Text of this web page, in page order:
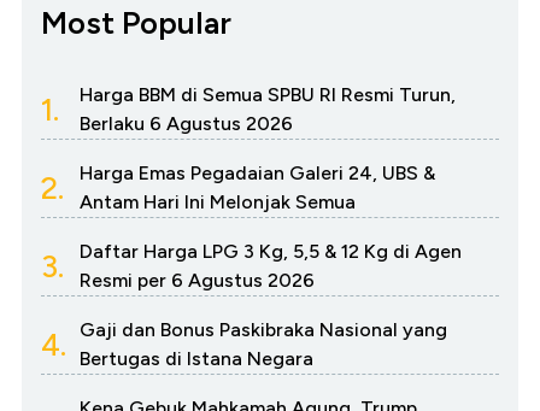
Most Popular
1.
Harga BBM di Semua SPBU RI Resmi Turun,
Berlaku 6 Agustus 2026
2.
Harga Emas Pegadaian Galeri 24, UBS &
Antam Hari Ini Melonjak Semua
3.
Daftar Harga LPG 3 Kg, 5,5 & 12 Kg di Agen
Resmi per 6 Agustus 2026
4.
Gaji dan Bonus Paskibraka Nasional yang
Bertugas di Istana Negara